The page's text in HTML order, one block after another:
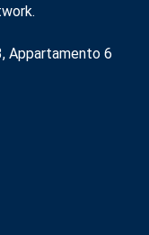
Appartamento 6